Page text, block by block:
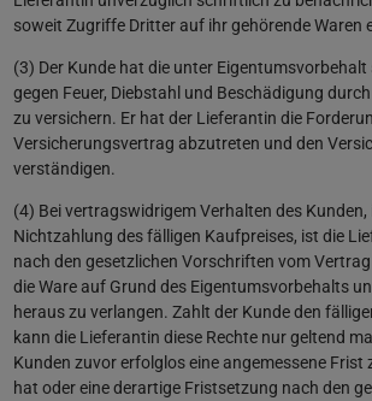
soweit Zugriffe Dritter auf ihr gehörende Waren
(3) Der Kunde hat die unter Eigentumsvorbehalt
gegen Feuer, Diebstahl und Beschädigung
zu versichern. Er hat der Lieferantin die
Versicherungsvertrag abzutreten und den
verständigen.
(4) Bei vertragswidrigem Verhalten des Kunden,
Nichtzahlung des fälligen Kaufpreises, ist die
nach den gesetzlichen Vorschriften vom
die Ware auf Grund des Eigentumsvorbehalts
heraus zu verlangen. Zahlt der Kunde den
kann die Lieferantin diese Rechte nur geltend
Kunden zuvor erfolglos eine angemessene Frist
hat oder eine derartige Fristsetzung nach den